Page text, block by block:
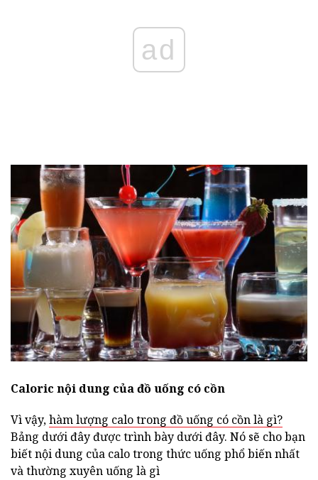
ad
Caloric nội dung của đồ uống có cồn
Vì vậy,hàm lượng calo trong đồ uống có cồn là gì?
Bảng dưới đây được trình bày dưới đây. Nó sẽ cho bạn
biết nội dung của calo trong thức uống phổ biến nhất
và thường xuyên uống là gì